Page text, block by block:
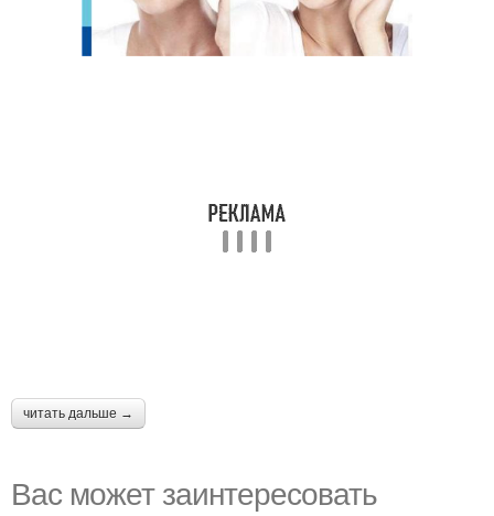
читать дальше →
Вас может заинтересовать